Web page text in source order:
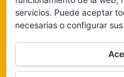
funciones.
De
servicios. Puede aceptar
necesarias o configurar